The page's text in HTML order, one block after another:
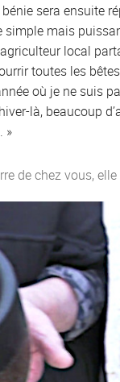
bénie sera ensuite
simple mais
local
toutes les
où je ne suis
là, beaucoup
»
de chez vous,